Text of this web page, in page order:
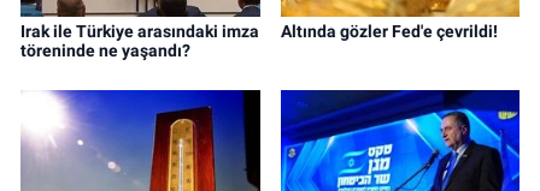
Irak ile Türkiye arasındaki imza
töreninde ne yaşandı?
Altında gözler Fed'e çevrildi!